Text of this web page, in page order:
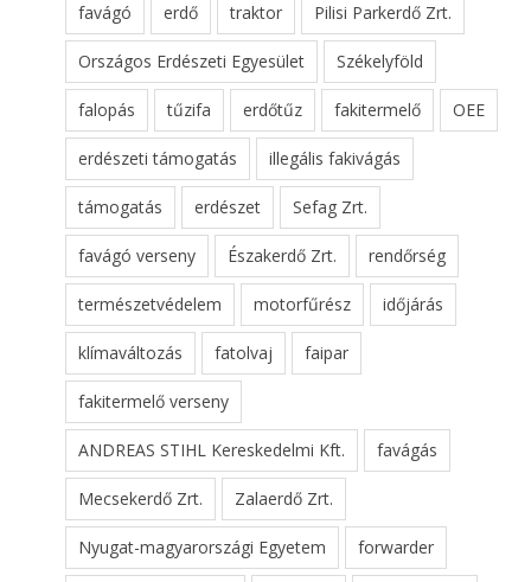
favágó erdő traktor Pilisi Parkerdő Zrt.
Országos Erdészeti Egyesület Székelyföld
falopás tűzifa erdőtűz fakitermelő OEE
erdészeti támogatás illegális fakivágás
támogatás erdészet Sefag Zrt.
favágó verseny Északerdő Zrt. rendőrség
természetvédelem motorfűrész időjárás
klímaváltozás fatolvaj faipar
fakitermelő verseny
ANDREAS STIHL Kereskedelmi Kft. favágás
Mecsekerdő Zrt. Zalaerdő Zrt.
Nyugat-magyarországi Egyetem forwarder